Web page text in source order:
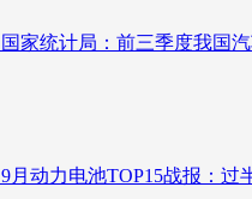
国家统计局：前三季度我国
9月动力电池TOP15战报：过